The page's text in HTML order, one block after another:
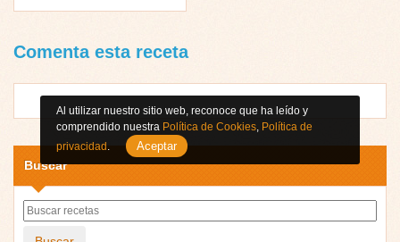
Comenta esta receta
Buscar
Al utilizar nuestro sitio web, reconoce que ha leído y
comprendido nuestra Política de Cookies, Política de
privacidad . Aceptar